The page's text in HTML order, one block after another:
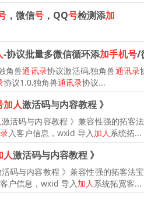
，微信号 ，QQ号检测添加
-协议批量多微信循环添加手机号/
角兽通讯录协议激活码,独角兽通讯录
协议1.0,独角兽通讯录协议...
加人激活码与内容教程 》
激活码与内容教程 》兼容性强的拓客
录入客户信息，wxid 导入加人系统拓...
人激活码与内容教程 》
码与内容教程 》兼容性强的拓客法
户信息，wxid 导入加人系统拓宽客...